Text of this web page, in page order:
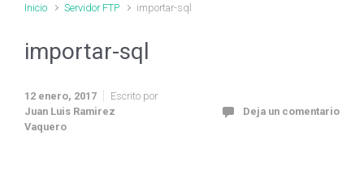
Inicio Servidor FTP importar-sql
importar-sql
12 enero, 2017
Escrito por
Juan Luis Ramirez
Vaquero
Deja un comentario